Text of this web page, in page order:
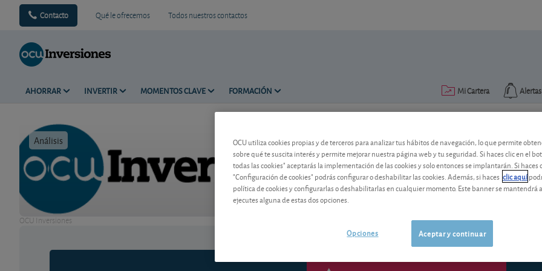
Contacto Qué le ofrecemos Todos nuestros contactos
AHORRAR INVERTIR MOMENTOS CLAVE FORMACIÓN Alertas
Mi Cartera
Análisis Tiempo de lectura: 2 min.
OCU Inversiones
Alba vende una parte de su
Qué nos parece esta operación y
OCU utiliza cookies propias y de terceros para analizar tus hábitos de navegación, lo que permite
sobre qué te suscita interés y permite mejorar nuestra página web y tu seguridad. Si haces clic en el
todas las cookies" aceptarás la implementación de las cookies y solo entonces se implantarán. Si haces
"Configuración de cookies" podrás configurar o deshabilitar las cookies. Además, si haces clic aquí
política de cookies y configurarlas o deshabilitarlas en cualquier momento. Este banner se mantendrá
ejecutes alguna de estas dos opciones.
Aceptar y continuar
Opciones